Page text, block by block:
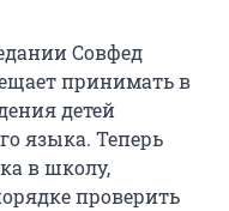
Совфед
принимать в
детей
языка. Теперь
в школу,
проверить